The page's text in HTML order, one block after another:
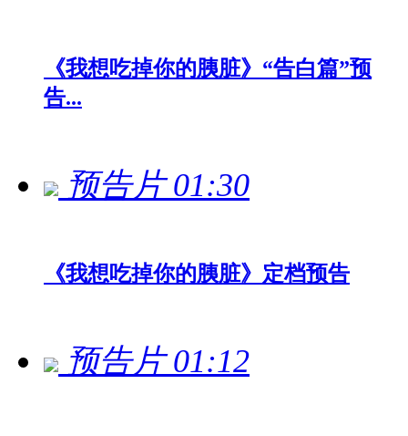
《我想吃掉你的胰脏》“告白篇”预
告...
预告片 01:30
《我想吃掉你的胰脏》定档预告
预告片 01:12